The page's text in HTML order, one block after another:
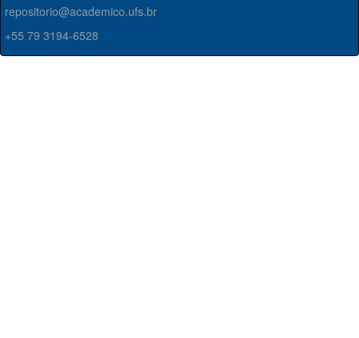
repositorio@academico.ufs.br
+55 79 3194-6528